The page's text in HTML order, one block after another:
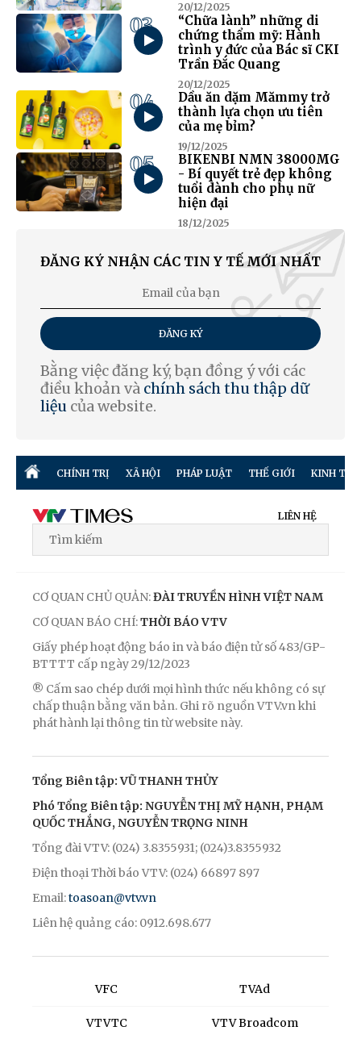
20/12/2025
03
“Chữa lành” những di
chứng thẩm mỹ: Hành
trình y đức của Bác sĩ CKI
Trần Đắc Quang
20/12/2025
04
Dầu ăn dặm Mămmy trở
thành lựa chọn ưu tiên
của mẹ bỉm?
19/12/2025
05
BIKENBI NMN 38000MG
- Bí quyết trẻ đẹp không
tuổi dành cho phụ nữ
hiện đại
18/12/2025
ĐĂNG KÝ NHẬN CÁC TIN Y TẾ MỚI NHẤT
ĐĂNG KÝ
Bằng việc đăng ký, bạn đồng ý với các
điều khoản và chính sách thu thập dữ
liệu của website.
CHÍNH TRỊ XÃ HỘI PHÁP LUẬT THẾ GIỚI KINH TẾ
LIÊN HỆ
CƠ QUAN CHỦ QUẢN:ĐÀI TRUYỀN HÌNH VIỆT NAM
CƠ QUAN BÁO CHÍ:THỜI BÁO VTV
Giấy phép hoạt động báo in và báo điện tử số 483/GP-
BTTTT cấp ngày 29/12/2023
® Cấm sao chép dưới mọi hình thức nếu không có sự
chấp thuận bằng văn bản. Ghi rõ nguồn VTV.vn khi
phát hành lại thông tin từ website này.
Tổng Biên tập: VŨ THANH THỦY
Phó Tổng Biên tập: NGUYỄN THỊ MỸ HẠNH, PHẠM
QUỐC THẮNG, NGUYỄN TRỌNG NINH
Tổng đài VTV: (024) 3.8355931; (024)3.8355932
Điện thoại Thời báo VTV: (024) 66897 897
Email:toasoan@vtv.vn
Liên hệ quảng cáo: 0912.698.677
VFC
VTVTC
TVAd
VTV Broadcom